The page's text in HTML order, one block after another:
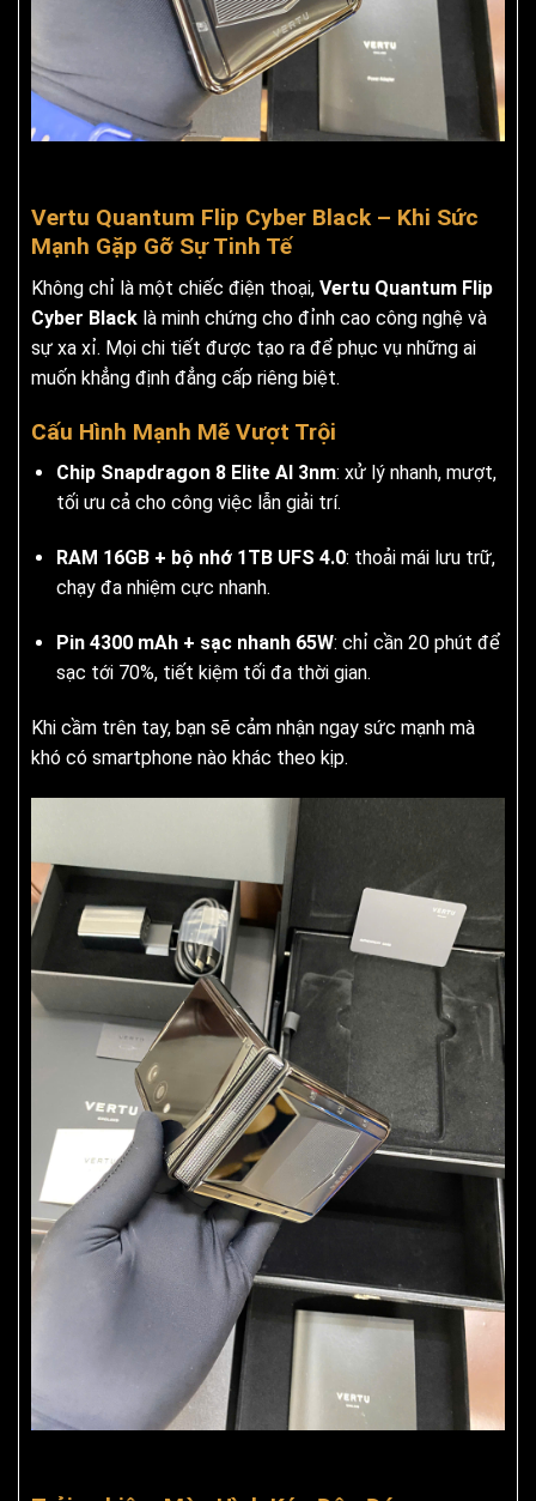
Vertu Quantum Flip Cyber Black – Khi Sức
Mạnh Gặp Gỡ Sự Tinh Tế
Không chỉ là một chiếc điện thoại, Vertu Quantum Flip
Cyber Black là minh chứng cho đỉnh cao công nghệ và
sự xa xỉ. Mọi chi tiết được tạo ra để phục vụ những ai
muốn khẳng định đẳng cấp riêng biệt.
Cấu Hình Mạnh Mẽ Vượt Trội
Chip Snapdragon 8 Elite AI 3nm: xử lý nhanh, mượt,
tối ưu cả cho công việc lẫn giải trí.
RAM 16GB + bộ nhớ 1TB UFS 4.0: thoải mái lưu trữ,
chạy đa nhiệm cực nhanh.
Pin 4300 mAh + sạc nhanh 65W: chỉ cần 20 phút để
sạc tới 70%, tiết kiệm tối đa thời gian.
Khi cầm trên tay, bạn sẽ cảm nhận ngay sức mạnh mà
khó có smartphone nào khác theo kịp.